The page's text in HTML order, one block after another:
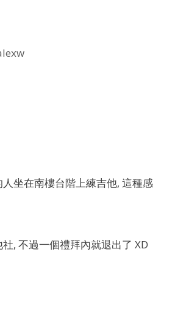
坐在南樓台階上練吉他, 這種感
, 不過一個禮拜內就退出了 XD